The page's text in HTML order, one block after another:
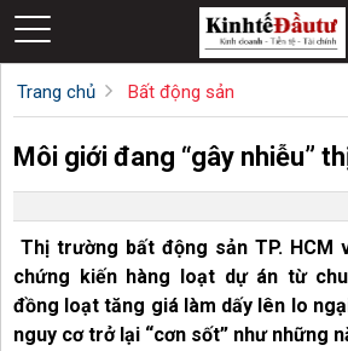
Trang chủ Bất động sản
Môi giới đang “gây nhiễu”
Thị trường bất động sản TP. HCM
chứng kiến hàng loạt dự án từ
đồng loạt tăng giá làm dấy lên lo
nguy cơ trở lại “cơn sốt” như những